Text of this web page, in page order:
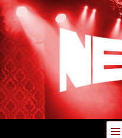
Zum
Inhalt
springen